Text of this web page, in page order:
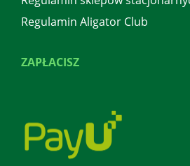
Regulamin Aligator Club
ZAPŁACISZ